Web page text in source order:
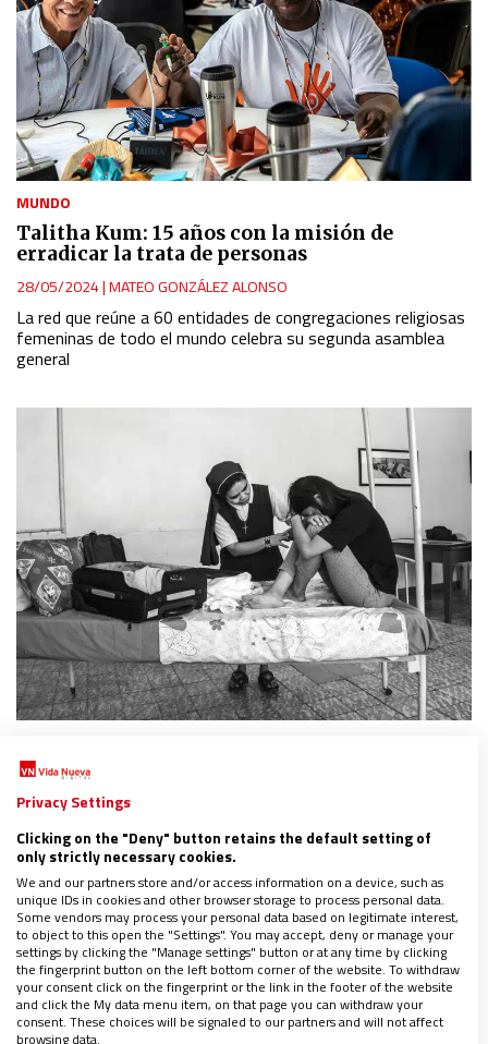
MUNDO
Talitha Kum: 15 años con la misión de
erradicar la trata de personas
28/05/2024|MATEO GONZÁLEZ ALONSO
La red que reúne a 60 entidades de congregaciones religiosas
femeninas de todo el mundo celebra su segunda asamblea
general
El modelo Talitha Kum: así luchan las monjas
contra la trata
La red de las religiosas es un referente global más allá
de las fronteras eclesiales
Descargar suplemento Donne Chiesa Mondo completo
(PDF)
Privacy Settings
Clicking on the "Deny" button retains the default setting of
only strictly necessary cookies.
We and our partners store and/or access information on a device, such as
unique IDs in cookies and other browser storage to process personal data.
Some vendors may process your personal data based on legitimate interest,
to object to this open the "Settings". You may accept, deny or manage your
settings by clicking the "Manage settings" button or at any time by clicking
the fingerprint button on the left bottom corner of the website. To withdraw
your consent click on the fingerprint or the link in the footer of the website
and click the My data menu item, on that page you can withdraw your
consent. These choices will be signaled to our partners and will not affect
browsing data.